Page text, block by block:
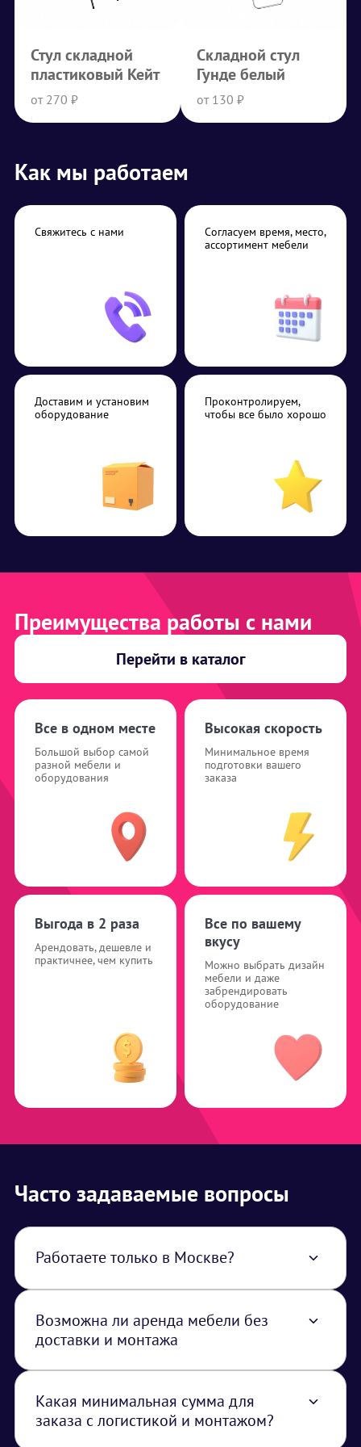
Стул складной
пластиковый Кейт
от 270 ₽
Складной стул
Гунде белый
от 130 ₽
Как мы работаем
Свяжитесь с нами
Согласуем время, место,
ассортимент мебели
Доставим и установим
оборудование
Проконтролируем,
чтобы все было хорошо
Преимущества работы с нами
Перейти в каталог
Все в одном месте
Большой выбор самой
разной мебели и
оборудования
Высокая скорость
Минимальное время
подготовки вашего
заказа
Выгода в 2 раза
Арендовать, дешевле и
практичнее, чем купить
Все по вашему
вкусу
Можно выбрать дизайн
мебели и даже
забрендировать
оборудование
Часто задаваемые вопросы
Работаете только в Москве?
стоимость услуги закладывается логистика
из Москвы.
Возможна ли аренда мебели без
доставки и монтажа
случае услуги монтажа/демонтажа и
доставки в смету не закладываются, но за
каждую единицу арендуемого
оборудования необходимо внести залог в
Какая минимальная сумма для
заказа с логистикой и монтажом?